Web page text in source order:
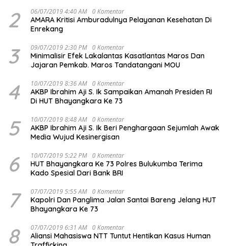
2 06/07/2019 4:40 AM 0 Komentar
AMARA Kritisi Amburadulnya Pelayanan Kesehatan Di
Enrekang
3 09/07/2019 2:30 PM 0 Komentar
Minimalisir Efek Lakalantas Kasatlantas Maros Dan
Jajaran Pemkab. Maros Tandatangani MOU
4 10/07/2019 8:36 AM 0 Komentar
AKBP Ibrahim Aji S. Ik Sampaikan Amanah Presiden RI
Di HUT Bhayangkara Ke 73
5 10/07/2019 8:48 AM 0 Komentar
AKBP Ibrahim Aji S. Ik Beri Penghargaan Sejumlah Awak
Media Wujud Kesinergisan
6 10/07/2019 5:22 PM 0 Komentar
HUT Bhayangkara Ke 73 Polres Bulukumba Terima
Kado Spesial Dari Bank BRI
7 07/07/2019 5:55 AM 0 Komentar
Kapolri Dan Panglima Jalan Santai Bareng Jelang HUT
Bhayangkara Ke 73
8 07/07/2019 6:31 AM 0 Komentar
Aliansi Mahasiswa NTT Tuntut Hentikan Kasus Human